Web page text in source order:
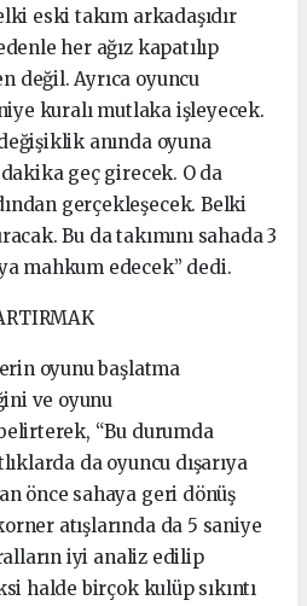
eski takım arkadaşıdır
her ağız kapatılıp
değil. Ayrıca oyuncu
kuralı mutlaka işleyecek.
anında oyuna
geç girecek. O da
gerçekleşecek. Belki
Bu da takımını sahada 3
mahkum edecek” dedi.
oyunu başlatma
ve oyunu
“Bu durumda
da oyuncu dışarıya
önce sahaya geri dönüş
atışlarında da 5 saniye
iyi analiz edilip
halde birçok kulüp sıkıntı